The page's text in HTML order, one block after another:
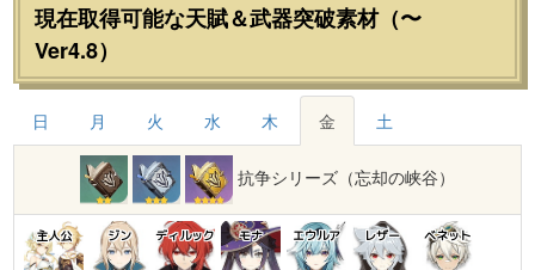
現在取得可能な天賦＆武器突破素材（〜
Ver4.8）
日 月 火 水 木 金 土
抗争シリーズ（忘却の峡谷）
主人公 ジン ディルック モナ エウルア レザー ベネット